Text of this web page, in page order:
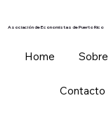
Asociación de Economistas de Puerto Rico
Home
Contacto